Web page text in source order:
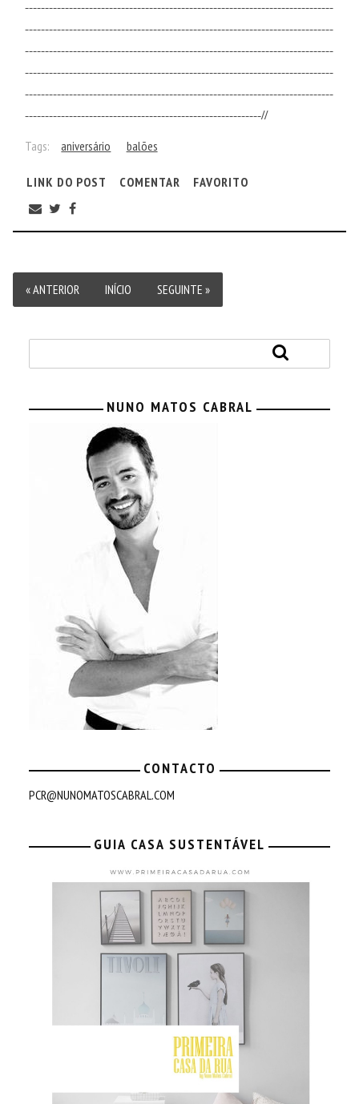
-----------------------------------------------------------------------------
-----------------------------------------------------------------------------
-----------------------------------------------------------------------------
-----------------------------------------------------------------------------
-----------------------------------------------------------------------------
-----------------------------------------------------------//
Tags: aniversário balões
LINK DO POST COMENTAR FAVORITO
« ANTERIOR INÍCIO SEGUINTE »
NUNO MATOS CABRAL
CONTACTO
PCR@NUNOMATOSCABRAL.COM
GUIA CASA SUSTENTÁVEL